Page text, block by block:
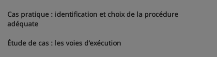
Cas pratique : identification et choix de la procédure
adéquate
Étude de cas : les voies d’exécution